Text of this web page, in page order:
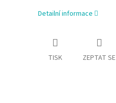
Detailní informace
TISK ZEPTAT SE